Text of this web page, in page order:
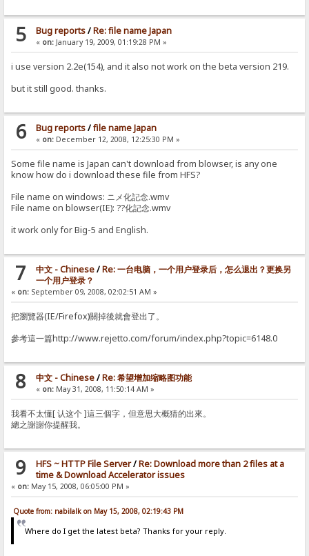
5 Bug reports/Re: file name Japan
« on:January 19, 2009, 01:19:28 PM »
i use version 2.2e(154), and it also not work on the beta version 219.
but it still good. thanks.
6 Bug reports/file name Japan
« on:December 12, 2008, 12:25:30 PM »
Some file name is Japan can't download from blowser, is any one
know how do i download these file from HFS?
File name on windows: ニメ化記念.wmv
File name on blowser(IE): ??化記念.wmv
it work only for Big-5 and English.
7 中文 - Chinese/Re: 一台电脑，一个用户登录后，怎么退出？更换另
一个用户登录？
« on: September 09, 2008, 02:02:51 AM »
把瀏覽器(IE/Firefox)關掉後就會登出了。
參考這一篇http://www.rejetto.com/forum/index.php?topic=6148.0
8 中文 - Chinese/Re: 希望增加缩略图功能
« on:May 31, 2008, 11:50:14 AM »
我看不太懂[ 认这个 ]這三個字，但意思大概猜的出來。
總之謝謝你提醒我。
9 HFS ~ HTTP File Server/Re: Download more than 2 files at a
time & Download Accelerator issues
« on: May 15, 2008, 06:05:00 PM »
Quote from: nabilalk on May 15, 2008, 02:19:43 PM
Where do I get the latest beta? Thanks for your reply.